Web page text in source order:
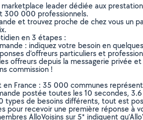
marketplace leader dédiée aux
300 000 professionnels.
et trouvez proche de chez vous un
en 3 étapes :
: indiquez votre besoin en
d’offreurs particuliers et
offreurs depuis la messagerie privée
commission !
en France : 35 000 communes
postée toutes les 10 secondes,
types de besoins différents, tout est
pour recevoir une première réponse à
AlloVoisins sur 5* indiquent